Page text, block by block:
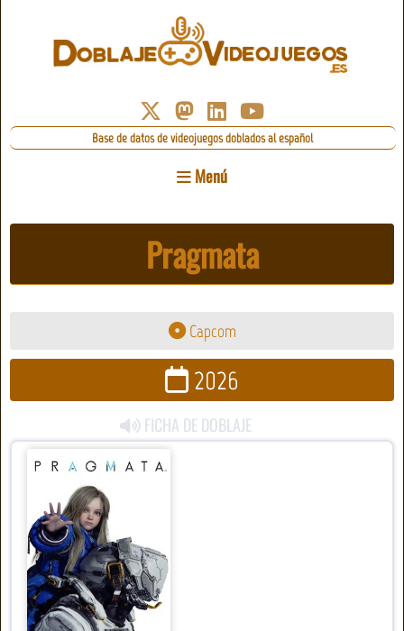
Base de datos de videojuegos doblados al español
Menú
Pragmata
Capcom
2026
FICHA DE DOBLAJE